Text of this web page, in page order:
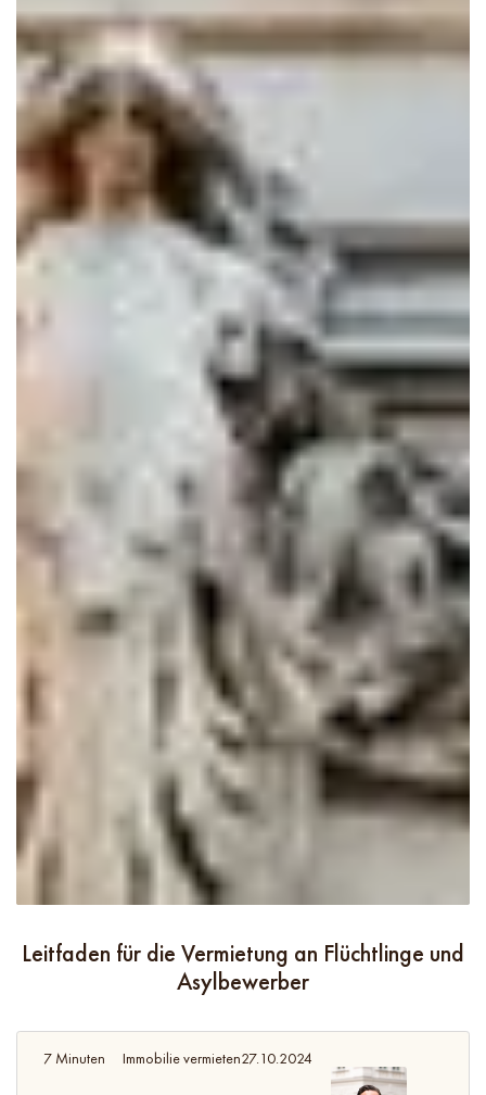
Leitfaden für die Vermietung an Flüchtlinge und
Asylbewerber
7 Minuten Immobilie vermieten27.10.2024